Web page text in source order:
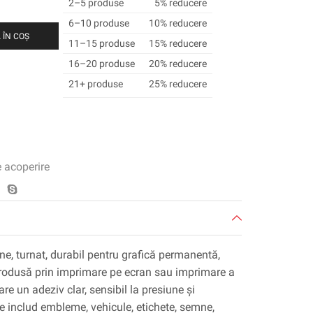
ÎN COȘ
2–5 produse
5% reducere
6–10 produse
10% reducere
11–15 produse
15% reducere
16–20 produse
20% reducere
21+ produse
25% reducere
acoperire
turnat, durabil pentru grafică permanentă,
prin imprimare pe ecran sau imprimare a
un adeziv clar, sensibil la presiune și
embleme, vehicule, etichete, semne,